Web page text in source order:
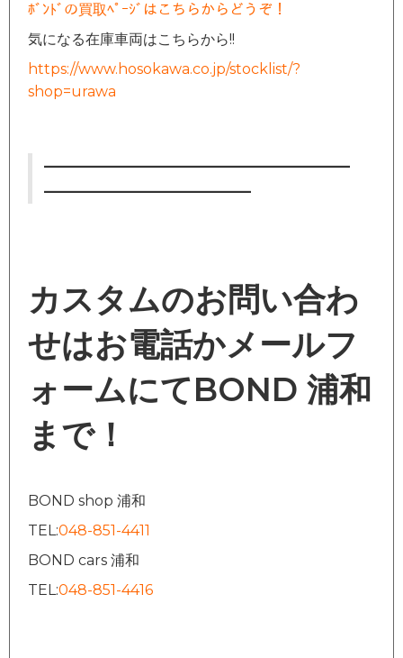
ﾎﾞﾝﾄﾞの買取ﾍﾟｰｼﾞはこちらからどうぞ！
気になる在庫車両はこちらから!!
https://www.hosokawa.co.jp/stocklist/?
shop=urawa
—————————————————
———————————–
カスタムのお問い合わ
せはお電話かメールフ
ォームにてBOND 浦和
まで！
BOND shop 浦和
TEL:048-851-4411
BOND cars 浦和
TEL:048-851-4416